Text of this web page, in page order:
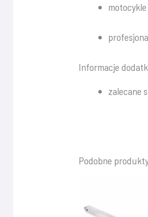
Informacje
zalecane
Podobne